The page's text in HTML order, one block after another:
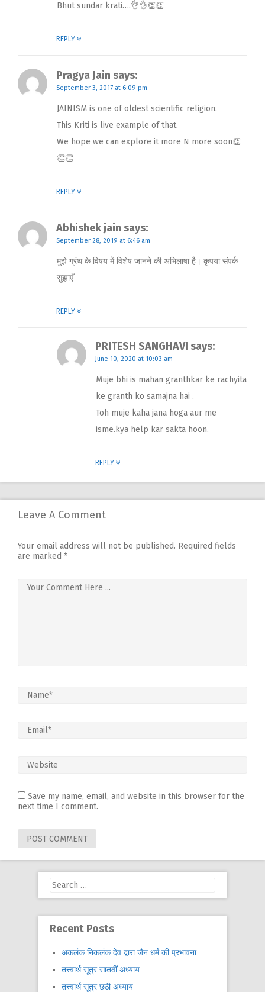
Bhut sundar krati….👌👌👏👏
REPLY
Pragya Jain says:
September 3, 2017 at 6:09 pm
JAINISM is one of oldest scientific religion.
This Kriti is live example of that.
We hope we can explore it more N more soon👏
👏👏
REPLY
Abhishek jain says:
September 28, 2019 at 6:46 am
मुझे ग्रंथ के विषय में विशेष जानने की अभिलाषा है। कृपया संपर्क
सुझाएँ
REPLY
PRITESH SANGHAVI says:
June 10, 2020 at 10:03 am
Muje bhi is mahan granthkar ke rachyita
ke granth ko samajna hai .
Toh muje kaha jana hoga aur me
isme.kya help kar sakta hoon.
REPLY
Leave A Comment
Your email address will not be published. Required fields
are marked *
Save my name, email, and website in this browser for the
next time I comment.
Search
Recent Posts
अकलंक निकलंक देव द्वारा जैन धर्म की प्रभावना
तत्त्वार्थ सूत्र सातवीं अध्याय
तत्त्वार्थ सूत्र छठी अध्याय